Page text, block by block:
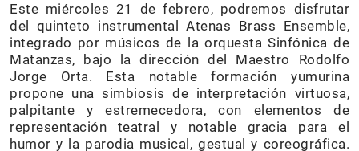
Este miércoles 21 de febrero, podremos disfrutar
del quinteto instrumental Atenas Brass Ensemble,
integrado por músicos de la orquesta Sinfónica de
Matanzas, bajo la dirección del Maestro Rodolfo
Jorge Orta. Esta notable formación yumurina
propone una simbiosis de interpretación virtuosa,
palpitante y estremecedora, con elementos de
representación teatral y notable gracia para el
humor y la parodia musical, gestual y coreográfica.